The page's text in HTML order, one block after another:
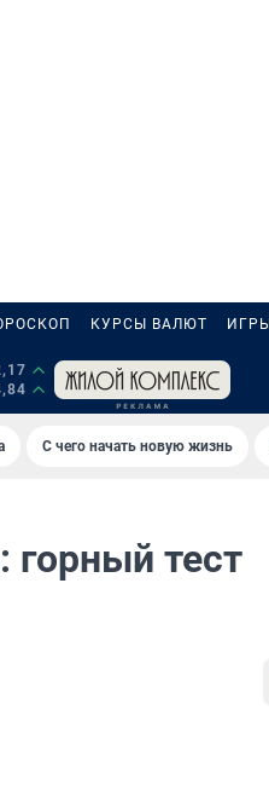
КУРСЫ ВАЛЮТ ИГРЫ
С чего начать новую жизнь
горный тест